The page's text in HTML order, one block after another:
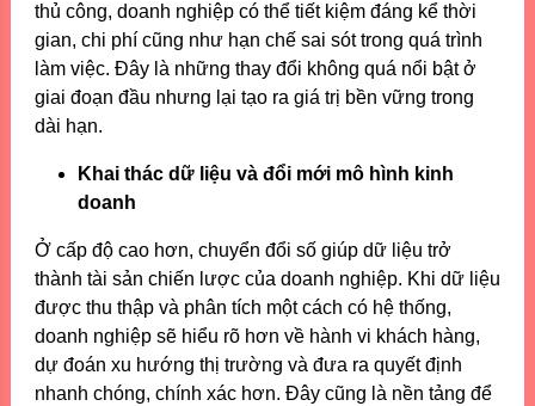
thủ công, doanh nghiệp có thể tiết kiệm đáng kể thời
gian, chi phí cũng như hạn chế sai sót trong quá trình
làm việc. Đây là những thay đổi không quá nổi bật ở
giai đoạn đầu nhưng lại tạo ra giá trị bền vững trong
dài hạn.
Khai thác dữ liệu và đổi mới mô hình kinh
doanh
Ở cấp độ cao hơn, chuyển đổi số giúp dữ liệu trở
thành tài sản chiến lược của doanh nghiệp. Khi dữ liệu
được thu thập và phân tích một cách có hệ thống,
doanh nghiệp sẽ hiểu rõ hơn về hành vi khách hàng,
dự đoán xu hướng thị trường và đưa ra quyết định
nhanh chóng, chính xác hơn. Đây cũng là nền tảng để